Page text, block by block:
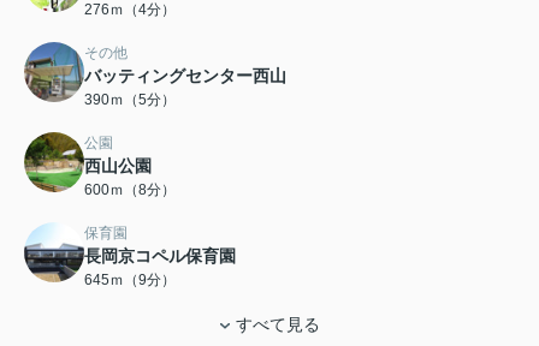
276ｍ（4分）
その他
バッティングセンター西山
390ｍ（5分）
公園
西山公園
600ｍ（8分）
保育園
長岡京コペル保育園
645ｍ（9分）
すべて見る